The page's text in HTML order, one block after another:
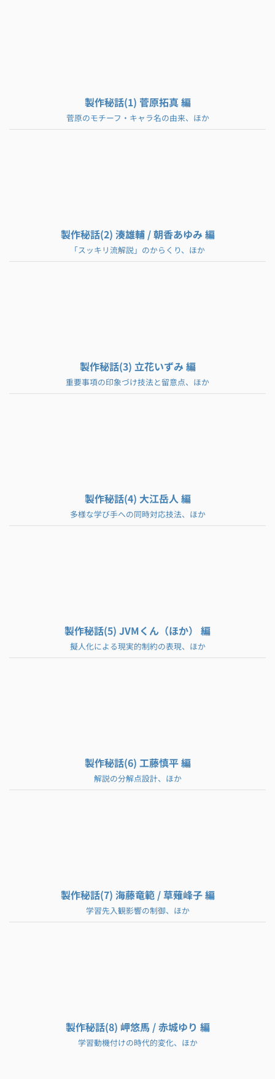
製作秘話(1) 菅原拓真 編
菅原のモチーフ・キャラ名の由来、ほか
製作秘話(2) 湊雄輔 / 朝香あゆみ 編
「スッキリ流解説」のからくり、ほか
製作秘話(3) 立花いずみ 編
重要事項の印象づけ技法と留意点、ほか
製作秘話(4) 大江岳人 編
多様な学び手への同時対応技法、ほか
製作秘話(5) JVMくん（ほか） 編
擬人化による現実的制約の表現、ほか
製作秘話(6) 工藤慎平 編
解説の分解点設計、ほか
製作秘話(7) 海藤竜範 / 草薙峰子 編
学習先入観影響の制御、ほか
製作秘話(8) 岬悠馬 / 赤城ゆり 編
学習動機付けの時代的変化、ほか